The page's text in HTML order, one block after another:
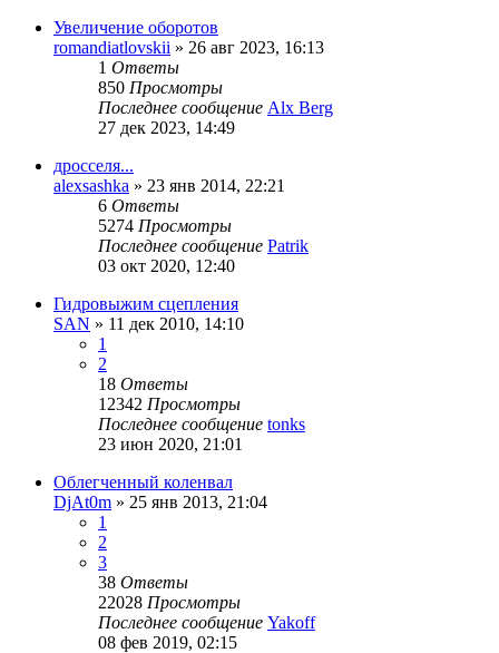
Увеличение оборотов
romandiatlovskii » 26 авг 2023, 16:13
1 Ответы
850 Просмотры
Последнее сообщение Alx Berg
27 дек 2023, 14:49
дросселя...
alexsashka » 23 янв 2014, 22:21
6 Ответы
5274 Просмотры
Последнее сообщение Patrik
03 окт 2020, 12:40
Гидровыжим сцепления
SAN » 11 дек 2010, 14:10
1
2
18 Ответы
12342 Просмотры
Последнее сообщение tonks
23 июн 2020, 21:01
Облегченный коленвал
DjAt0m » 25 янв 2013, 21:04
1
2
3
38 Ответы
22028 Просмотры
Последнее сообщение Yakoff
08 фев 2019, 02:15